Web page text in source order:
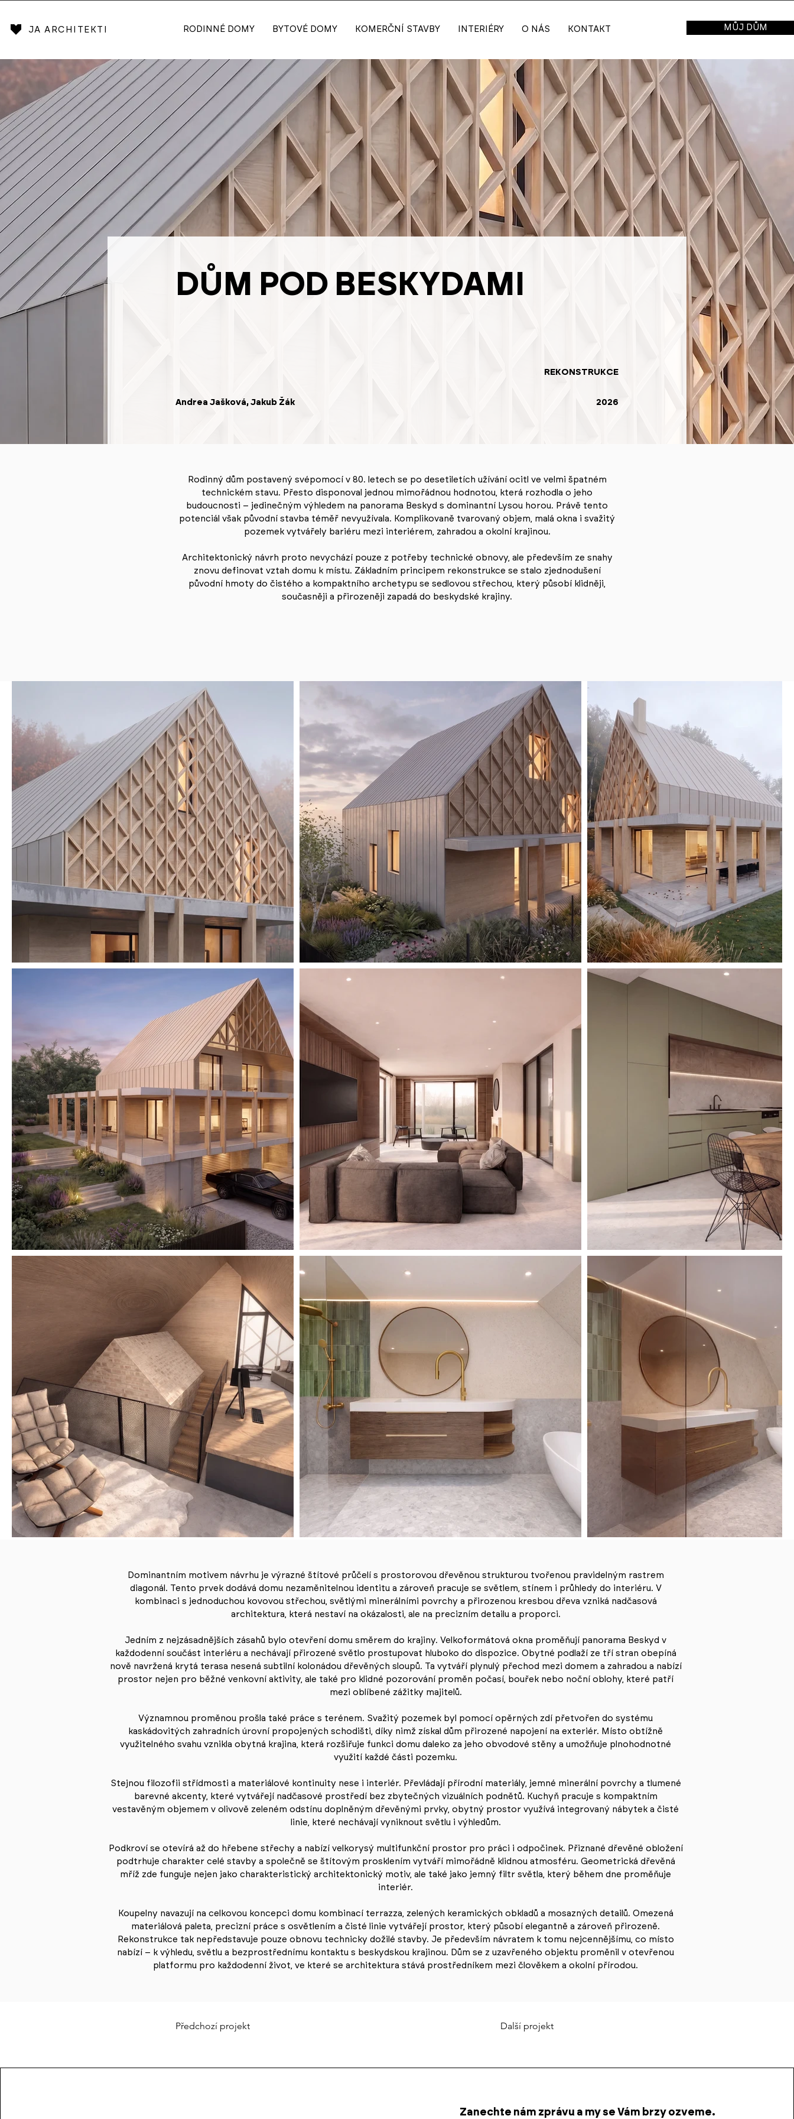
JA ARCHITEKTI RODINNÉ DOMY BYTOVÉ DOMY KOMERČNÍ STAVBY INTERIÉRY O NÁS KONTAKT MŮJ DŮM
DŮM POD BESKYDAMI
REKONSTRUKCE
Andrea Jašková, Jakub Žák 2026
Rodinný dům postavený svépomocí v 80. letech se po desetiletích užívání ocitl ve velmi špatném
technickém stavu. Přesto disponoval jednou mimořádnou hodnotou, která rozhodla o jeho
budoucnosti – jedinečným výhledem na panorama Beskyd s dominantní Lysou horou. Právě tento
potenciál však původní stavba téměř nevyužívala. Komplikovaně tvarovaný objem, malá okna i svažitý
pozemek vytvářely bariéru mezi interiérem, zahradou a okolní krajinou.
Architektonický návrh proto nevychází pouze z potřeby technické obnovy, ale především ze snahy
znovu definovat vztah domu k místu. Základním principem rekonstrukce se stalo zjednodušení
původní hmoty do čistého a kompaktního archetypu se sedlovou střechou, který působí klidněji,
současněji a přirozeněji zapadá do beskydské krajiny.
Dominantním motivem návrhu je výrazné štítové průčelí s prostorovou dřevěnou strukturou tvořenou pravidelným rastrem
diagonál. Tento prvek dodává domu nezaměnitelnou identitu a zároveň pracuje se světlem, stínem i průhledy do interiéru. V
kombinaci s jednoduchou kovovou střechou, světlými minerálními povrchy a přirozenou kresbou dřeva vzniká nadčasová
architektura, která nestaví na okázalosti, ale na precizním detailu a proporci.
Jedním z nejzásadnějších zásahů bylo otevření domu směrem do krajiny. Velkoformátová okna proměňují panorama Beskyd v
každodenní součást interiéru a nechávají přirozené světlo prostupovat hluboko do dispozice. Obytné podlaží ze tří stran obepíná
nově navržená krytá terasa nesená subtilní kolonádou dřevěných sloupů. Ta vytváří plynulý přechod mezi domem a zahradou a nabízí
prostor nejen pro běžné venkovní aktivity, ale také pro klidné pozorování proměn počasí, bouřek nebo noční oblohy, které patří
mezi oblíbené zážitky majitelů.
Významnou proměnou prošla také práce s terénem. Svažitý pozemek byl pomocí opěrných zdí přetvořen do systému
kaskádovitých zahradních úrovní propojených schodišti, díky nimž získal dům přirozené napojení na exteriér. Místo obtížně
využitelného svahu vznikla obytná krajina, která rozšiřuje funkci domu daleko za jeho obvodové stěny a umožňuje plnohodnotné
využití každé části pozemku.
Stejnou filozofii střídmosti a materiálové kontinuity nese i interiér. Převládají přírodní materiály, jemné minerální povrchy a tlumené
barevné akcenty, které vytvářejí nadčasové prostředí bez zbytečných vizuálních podnětů. Kuchyň pracuje s kompaktním
vestavěným objemem v olivově zeleném odstínu doplněným dřevěnými prvky, obytný prostor využívá integrovaný nábytek a čisté
linie, které nechávají vyniknout světlu i výhledům.
Podkroví se otevírá až do hřebene střechy a nabízí velkorysý multifunkční prostor pro práci i odpočinek. Přiznané dřevěné obložení
podtrhuje charakter celé stavby a společně se štítovým prosklením vytváří mimořádně klidnou atmosféru. Geometrická dřevěná
mříž zde funguje nejen jako charakteristický architektonický motiv, ale také jako jemný filtr světla, který během dne proměňuje
interiér.
Koupelny navazují na celkovou koncepci domu kombinací terrazza, zelených keramických obkladů a mosazných detailů. Omezená
materiálová paleta, precizní práce s osvětlením a čisté linie vytvářejí prostor, který působí elegantně a zároveň přirozeně.
Rekonstrukce tak nepředstavuje pouze obnovu technicky dožilé stavby. Je především návratem k tomu nejcennějšímu, co místo
nabízí – k výhledu, světlu a bezprostřednímu kontaktu s beskydskou krajinou. Dům se z uzavřeného objektu proměnil v otevřenou
platformu pro každodenní život, ve které se architektura stává prostředníkem mezi člověkem a okolní přírodou.
Předchozí projekt Další projekt
Zanechte nám zprávu a my se Vám brzy ozveme.